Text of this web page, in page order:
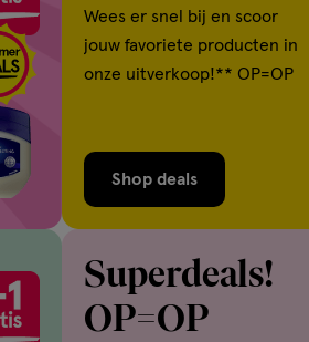
Wees er snel bij en scoor
jouw favoriete producten in
onze uitverkoop!** OP=OP
Shop deals
Superdeals!
OP=OP